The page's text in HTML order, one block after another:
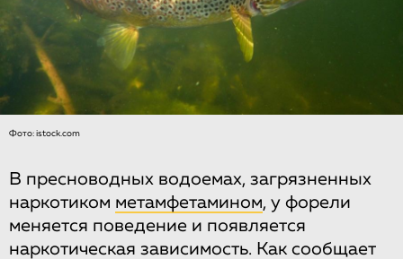
Фото: istock.com
В пресноводных водоемах, загрязненных
наркотиком метамфетамином, у форели
меняется поведение и появляется
наркотическая зависимость. Как сообщает